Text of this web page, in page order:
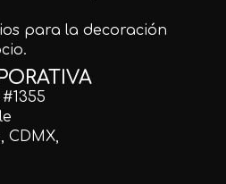
para la decoración
CDMX,